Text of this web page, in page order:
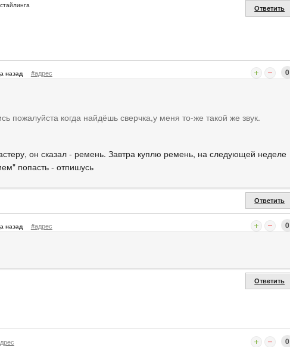
Ответить
назад #адрес 0
пожалуйста когда найдёшь сверчка,у меня то-же такой же звук.
он сказал - ремень. Завтра куплю ремень, на следующей неделе
попасть - отпишусь
Ответить
назад #адрес 0
Ответить
0